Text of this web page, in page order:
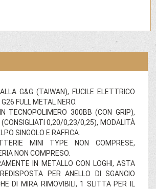
G&G (TAIWAN), FUCILE ELETTRICO
FULL METAL NERO.
TECNOPOLIMERO 300BB (CON GRIP),
0,20/0,23/0,25), MODALITÀ
SINGOLO E RAFFICA.
MINI TYPE NON COMPRESE,
NON COMPRESO.
IN METALLO CON LOGHI, ASTA
PER ANELLO DI SGANCIO
DI MIRA RIMOVIBILI, 1 SLITTA PER IL